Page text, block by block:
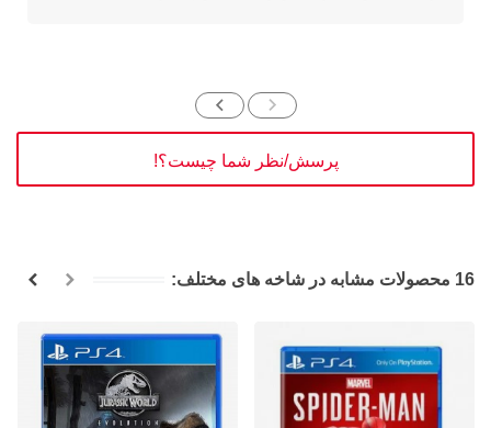
پرسش/نظر شما چیست؟!
16 محصولات مشابه در شاخه های مختلف: